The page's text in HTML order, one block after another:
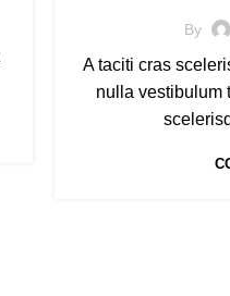
By
A taciti cras
nulla vestibulum